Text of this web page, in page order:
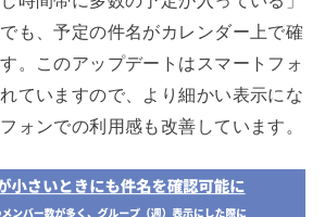
も、予定の件名がカレンダー上で確
。このアップデートはスマートフォ
ていますので、より細かい表示にな
ォンでの利用感も改善しています。